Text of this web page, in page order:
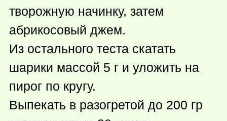
творожную начинку, затем
абрикосовый джем.
Из остального теста скатать
шарики массой 5 г и уложить на
пирог по кругу.
Выпекать в разогретой до 200 гр